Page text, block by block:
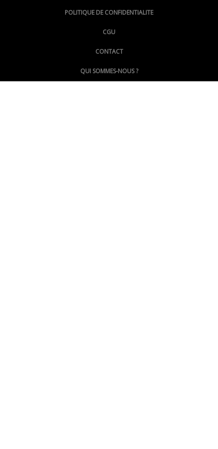
@LePoingMontpellier
POLITIQUE DE CONFIDENTIALITE
CGU
CONTACT
QUI SOMMES-NOUS ?